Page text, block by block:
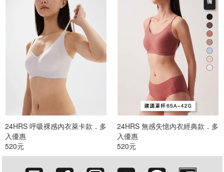
24HRS 呼吸裸感內衣萊卡款．多
入優惠
520元
24HRS 無感失憶內衣經典款．多
入優惠
520元